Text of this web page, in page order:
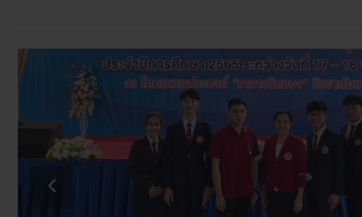
Previous